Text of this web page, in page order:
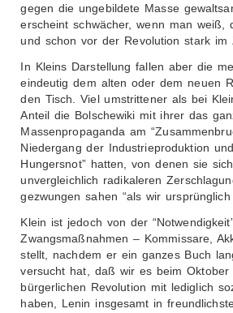
gegen die ungebildete Masse
erscheint schwächer, wenn man weiß,
und schon vor der Revolution stark im
In Kleins Darstellung fallen aber die
eindeutig dem alten oder dem neuen
den Tisch. Viel umstrittener als bei
Anteil die Bolschewiki mit ihrer das
Massenpropaganda am
Niedergang der Industrieproduktion
Hungersnot” hatten, von denen sie
unvergleichlich radikaleren
gezwungen sahen “als wir
Klein ist jedoch von der
Zwangsmaßnahmen – Kommissare,
stellt, nachdem er ein ganzes Buch
versucht hat, daß wir es beim
bürgerlichen Revolution mit lediglich
haben, Lenin insgesamt in